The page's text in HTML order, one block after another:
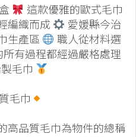
這款優雅的歐式毛巾
編織而成
愛媛縣今治
生產區
職人從材料選
有過程都經過嚴格處理
毛巾
毛巾
高品質毛巾為物件的總稱